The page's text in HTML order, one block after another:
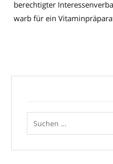
berechtigter
warb für ein